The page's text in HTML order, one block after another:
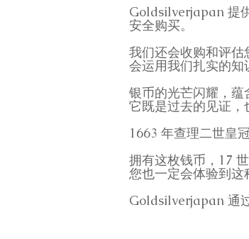
Goldsilverjapan 提
安全购买。
我们还会收购和评
会运用我们扎实的知
银币的光芒闪耀，蕴
它既是过去的见证，
1663 年查理二世皇
拥有这枚钱币，17
您也一定会体验到这
Goldsilverjapan 通